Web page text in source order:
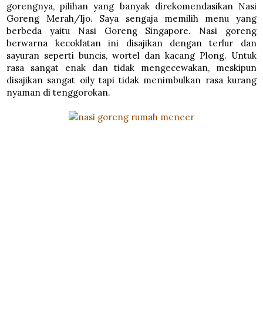
gorengnya, pilihan yang banyak direkomendasikan Nasi
Goreng Merah/Ijo. Saya sengaja memilih menu yang
berbeda yaitu Nasi Goreng Singapore. Nasi goreng
berwarna kecoklatan ini disajikan dengan terlur dan
sayuran seperti buncis, wortel dan kacang Plong. Untuk
rasa sangat enak dan tidak mengecewakan, meskipun
disajikan sangat oily tapi tidak menimbulkan rasa kurang
nyaman di tenggorokan.